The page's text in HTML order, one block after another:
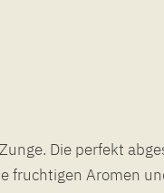
fruchtigen Aromen